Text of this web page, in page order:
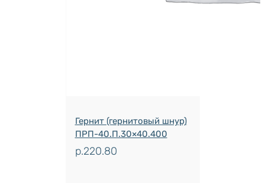
Гернит (гернитовый шнур)
ПРП-40.П.30×40.400
р.220.80